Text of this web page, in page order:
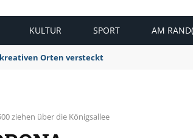
KULTUR SPORT AM
Orten versteckt
ziehen über die Königsallee